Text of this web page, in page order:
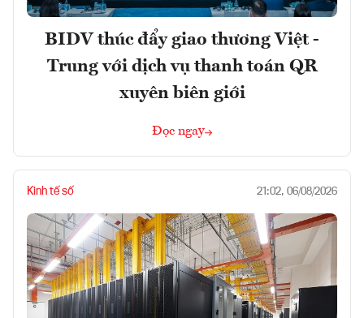
BIDV thúc đẩy giao thương Việt -
Trung với dịch vụ thanh toán QR
xuyên biên giới
Đọc ngay
Kinh tế số 21:02, 06/08/2026